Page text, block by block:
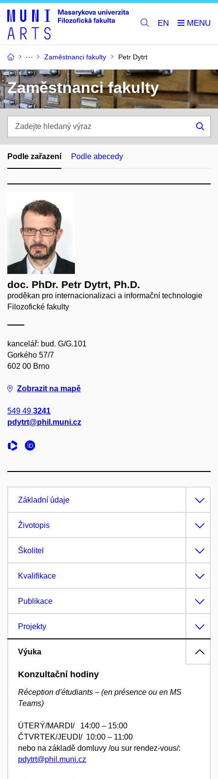
EN
Zaměstnanci fakulty Petr Dytrt
Zaměstnanci fakulty
hledaný
výraz
Podle zařazení Podle abecedy
doc. PhDr. Petr Dytrt, Ph.D.
proděkan pro internacionalizaci a informační technologie
Filozofické fakulty
kancelář: bud. G/G.101
Gorkého 57/7
602 00 Brno
Zobrazit na mapě
549 49 3241
pdytrt@phil.muni.cz
Základní údaje
Životopis
Školitel
Kvalifikace
Publikace
Projekty
Výuka
Konzultační hodiny
Réception d'étudiants – (en présence ou en MS
Teams)
ÚTERÝ/MARDI / 14:00 – 15:00
ČTVRTEK/JEUDI/ 10:00 – 11:00
nebo na základě domluvy /ou sur rendez-vous/:
pdytrt@phil.muni.cz